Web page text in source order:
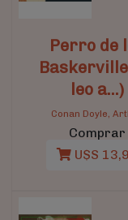
Perro de
leo a…)
Conan Doyle,
Comprar
U$S